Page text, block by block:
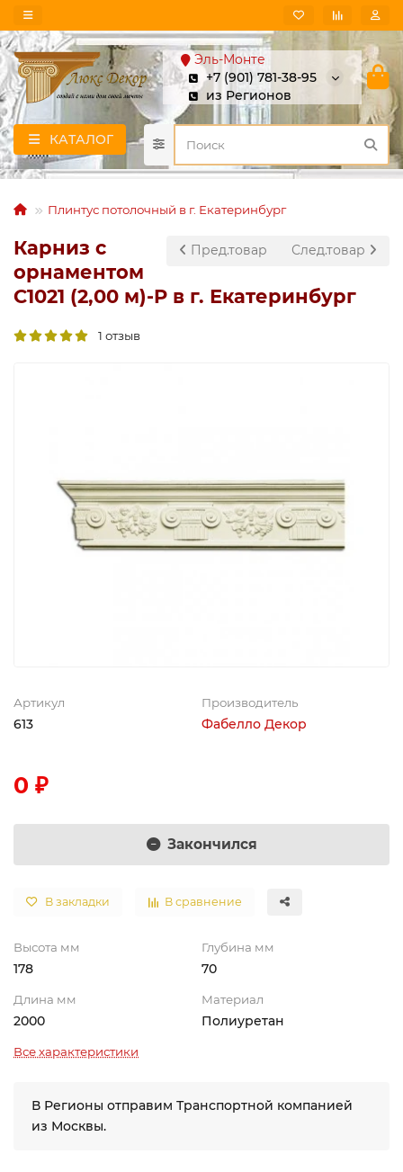
Эль-Монте
+7 (901) 781-38-95
из Регионов
КАТАЛОГ
Плинтус потолочный в г. Екатеринбург
Пред.товар След.товар
Карниз с
орнаментом
C1021 (2,00 м)-P в г. Екатеринбург
1 отзыв
Артикул
613
Производитель
Фабелло Декор
0 ₽
Закончился
В закладки В сравнение
Высота мм
178
Глубина мм
70
Длина мм
2000
Материал
Полиуретан
Все характеристики
В Регионы отправим Транспортной компанией
из Москвы.